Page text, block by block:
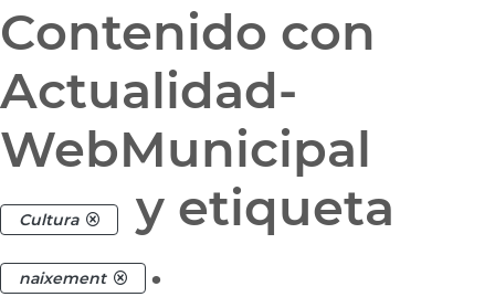
Contenido con
Actualidad-
WebMunicipal
Cultura y etiqueta
naixement .